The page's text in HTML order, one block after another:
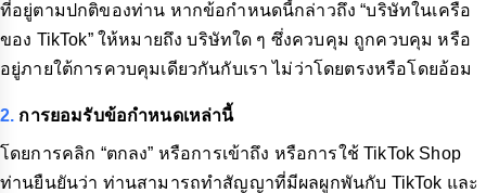
ที่อยู่ตามปกติของท่าน หากข้อกำหนดนี้กล่าวถึง “บริษัทในเครือ
ของ TikTok” ให้หมายถึง บริษัทใด ๆ ซึ่งควบคุม ถูกควบคุม หรือ
อยู่ภายใต้การควบคุมเดียวกันกับเรา ไม่ว่าโดยตรงหรือโดยอ้อม
2. การยอมรับข้อกำหนดเหล่านี้
โดยการคลิก “ตกลง” หรือการเข้าถึง หรือการใช้ TikTok Shop
ท่านยืนยันว่า ท่านสามารถทำสัญญาที่มีผลผูกพันกับ TikTok และ